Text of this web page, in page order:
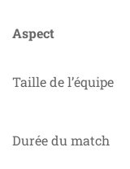
Aspect
Taille de l’équipe
Durée du match